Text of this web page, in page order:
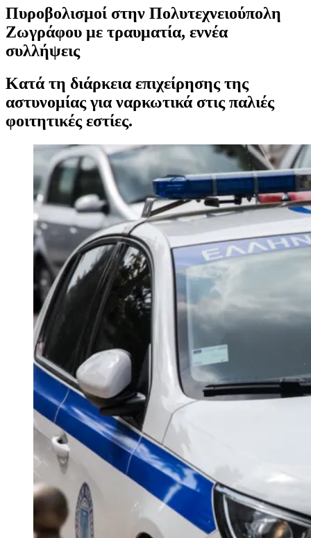
Πυροβολισμοί στην Πολυτεχνειούπολη
Ζωγράφου με τραυματία, εννέα
συλλήψεις
Κατά τη διάρκεια επιχείρησης της
αστυνομίας για ναρκωτικά στις παλιές
φοιτητικές εστίες.